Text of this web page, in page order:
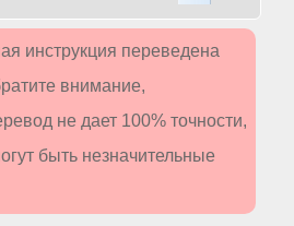
инструкция переведена
внимание,
не дает 100% точности,
быть незначительные